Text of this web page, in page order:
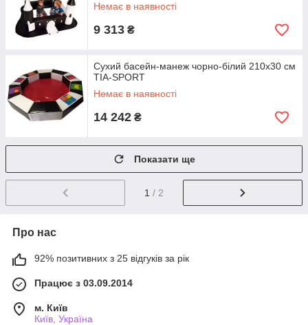
Немає в наявності
9 313 ₴
Сухий басейн-манеж чорно-білий 210х30 см
TIA-SPORT
Немає в наявності
14 242 ₴
Показати ще
1 / 2
Про нас
92% позитивних з 25 відгуків за рік
Працює з 03.09.2014
м. Київ
Київ, Україна